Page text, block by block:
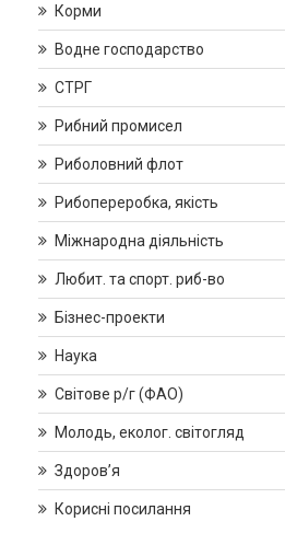
Корми
Водне господарство
СТРГ
Рибний промисел
Риболовний флот
Рибопереробка, якість
Міжнародна діяльність
Любит. та спорт. риб-во
Бізнес-проекти
Наука
Світове р/г (ФАО)
Молодь, еколог. світогляд
Здоров’я
Корисні посилання